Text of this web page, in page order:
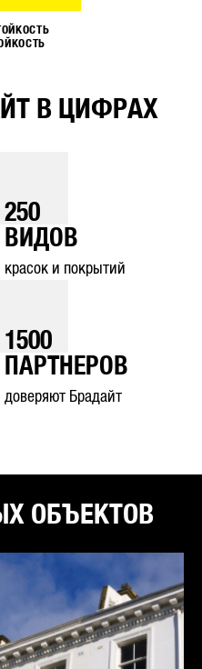
В ЦИФРАХ
250
ВИДОВ
красок и покрытий
1500
ПАРТНЕРОВ
доверяют Брадайт
ОБЪЕКТОВ